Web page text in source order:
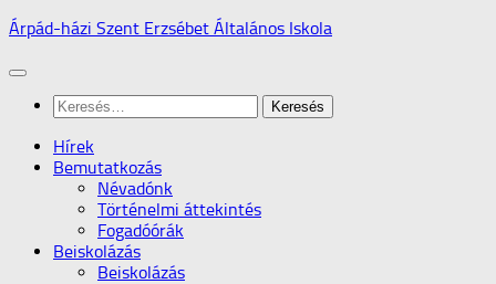
Skip
content
Árpád-házi Szent Erzsébet Általános Iskola
Keresés:
Hírek
Bemutatkozás
Névadónk
Történelmi áttekintés
Fogadóórák
Beiskolázás
Beiskolázás